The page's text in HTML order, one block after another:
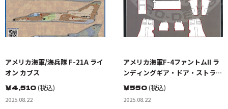
アメリカ海軍/海兵隊 F-21A ライ
オン カブス
￥4,510(税込)
2025.08.22
アメリカ海軍F-4ファントムII ラ
ンディングギア・ドア・ストライ
ピングセット
￥550(税込)
2025.08.22